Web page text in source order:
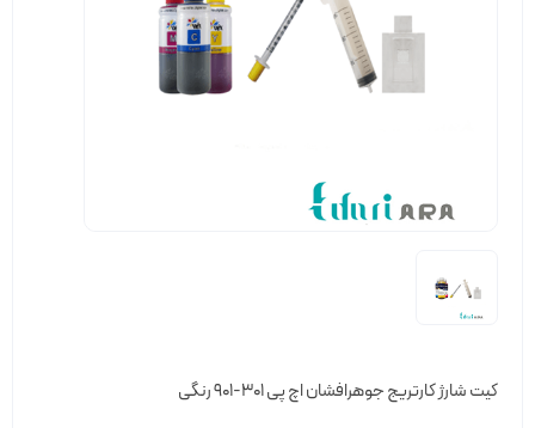
کیت شارژ کارتریج جوهرافشان اچ پی 301-901 رنگی